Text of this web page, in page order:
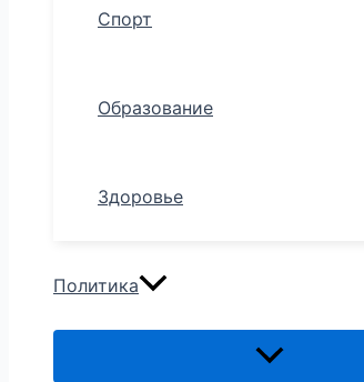
Спорт
Образование
Здоровье
Политика